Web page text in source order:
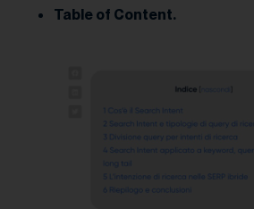
Table of Content.